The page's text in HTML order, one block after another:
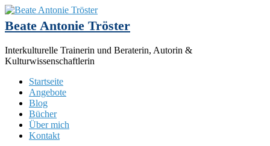
Beate Antonie Tröster
Interkulturelle Trainerin und Beraterin, Autorin &
Kulturwissenschaftlerin
Startseite
Angebote
Blog
Bücher
Über mich
Kontakt